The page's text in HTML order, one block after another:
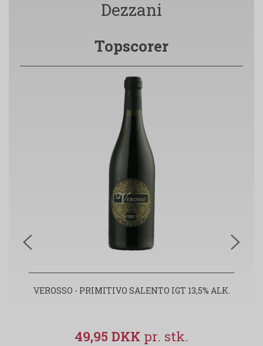
Dezzani
Topscorer
VEROSSO - PRIMITIVO SALENTO IGT 13,5% ALK.
49,95 DKK